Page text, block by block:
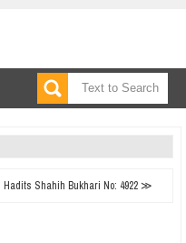
Hadits Shahih Bukhari No: 4922 ≫